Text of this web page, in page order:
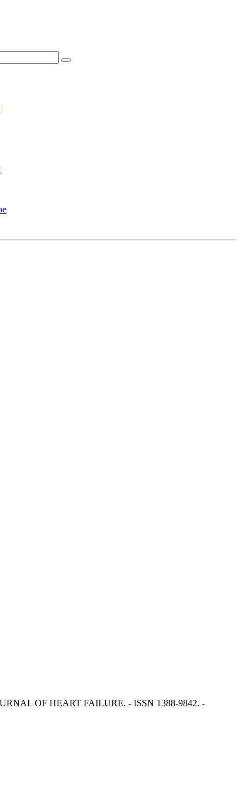
OF HEART FAILURE. - ISSN 1388-9842. -